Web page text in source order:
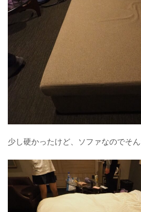
少し硬かったけど、ソファなのでそ